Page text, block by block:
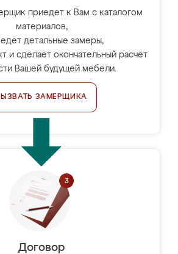
приедет к Вам с каталогом
материалов,
детальные замеры,
и сделает окончательный расчёт
Вашей будущей мебели.
ЗАМЕРЩИКА
Договор